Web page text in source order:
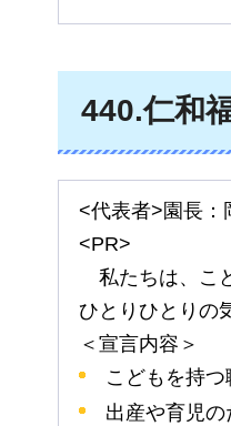
440.仁和
<代表者>園長：
<PR>
私たちは、 こ
ひとりひとりの
＜宣言内容＞
こどもを持
出産や育児